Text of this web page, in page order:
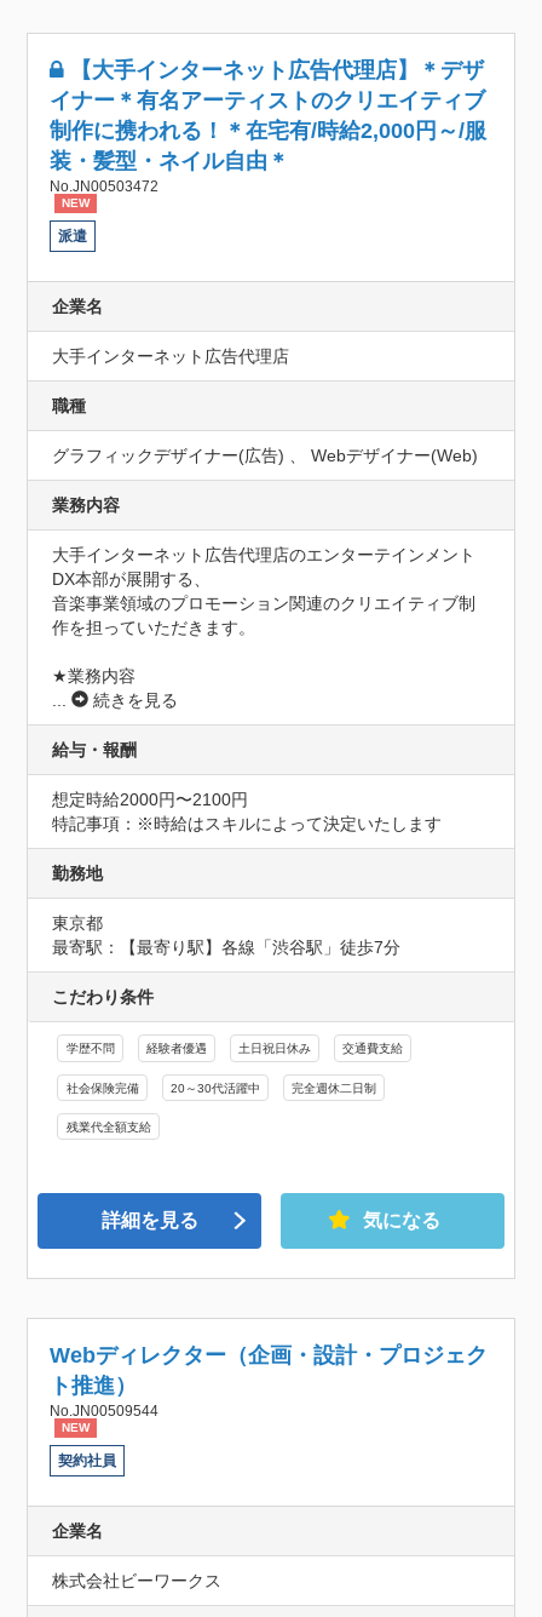
【大手インターネット広告代理店】＊デザ
イナー＊有名アーティストのクリエイティブ
制作に携われる！＊在宅有/時給2,000円～/服
装・髪型・ネイル自由＊
No.JN00503472
NEW
派遣
企業名
大手インターネット広告代理店
職種
グラフィックデザイナー(広告) 、 Webデザイナー(Web)
業務内容
大手インターネット広告代理店のエンターテインメント
DX本部が展開する、
音楽事業領域のプロモーション関連のクリエイティブ制
作を担っていただきます。
★業務内容
...
続きを見る
給与・報酬
想定時給2000円〜2100円
特記事項：※時給はスキルによって決定いたします
勤務地
東京都
最寄駅：【最寄り駅】各線「渋谷駅」徒歩7分
こだわり条件
学歴不問 経験者優遇 土日祝日休み 交通費支給
社会保険完備 20～30代活躍中 完全週休二日制
残業代全額支給
詳細を見る 気になる
Webディレクター（企画・設計・プロジェク
ト推進）
No.JN00509544
NEW
契約社員
企業名
株式会社ビーワークス